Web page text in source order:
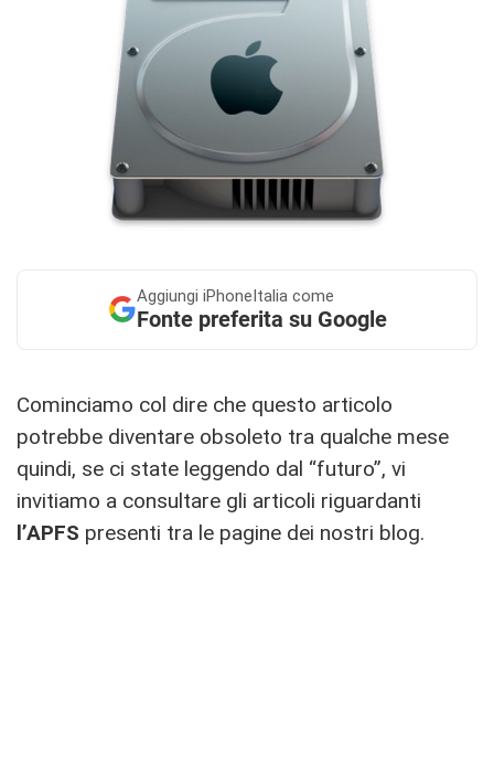
Aggiungi iPhoneItalia come
Fonte preferita su Google
Cominciamo col dire che questo articolo
potrebbe diventare obsoleto tra qualche mese
quindi, se ci state leggendo dal “futuro”, vi
invitiamo a consultare gli articoli riguardanti
l’APFS presenti tra le pagine dei nostri blog.